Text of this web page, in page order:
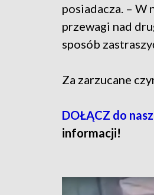
posiadacza. – W
przewagi nad
sposób
Za zarzucane
DOŁĄCZ do
informacji!